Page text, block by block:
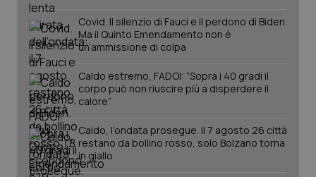
Covid. Il silenzio di Fauci e il perdono di Biden.
Ma il Quinto Emendamento non è
un’ammissione di colpa
Caldo estremo, FADOI: “Sopra i 40 gradi il
corpo può non riuscire più a disperdere il
calore”
Caldo, l’ondata prosegue. Il 7 agosto 26 città
restano da bollino rosso, solo Bolzano torna
in giallo